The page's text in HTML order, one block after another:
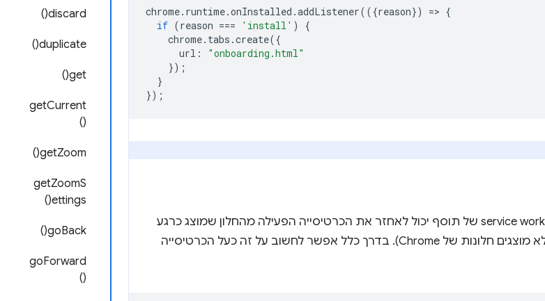
discard()
duplicate()
get()
getCurrent
()
getZoom()
getZoomS
ettings()
goBack()
goForward
()
chrome. runtime.onInstalled .addListener(({reason}) => {
if (reason === 'install' )
{
chrome. tabs .create({
url :
"onboarding.html"
});
}
});
בדוגמה הזו אפשר לראות איך service worker של תוסף יכול לאחזר את הכרטיסייה הפעילה מהחלון שמוצג כרגע
(או מהחלון שהוצג לאחרונה, אם לא מוצגים חלונות של Chrome). בדרך כלל אפשר לחשוב על זה כעל הכרטיסייה